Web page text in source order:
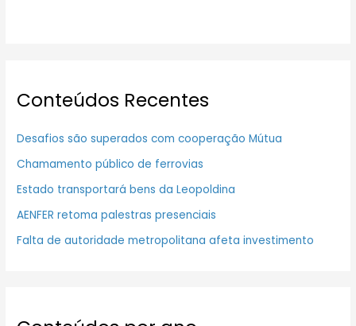
Conteúdos Recentes
Desafios são superados com cooperação Mútua
Chamamento público de ferrovias
Estado transportará bens da Leopoldina
AENFER retoma palestras presenciais
Falta de autoridade metropolitana afeta investimento